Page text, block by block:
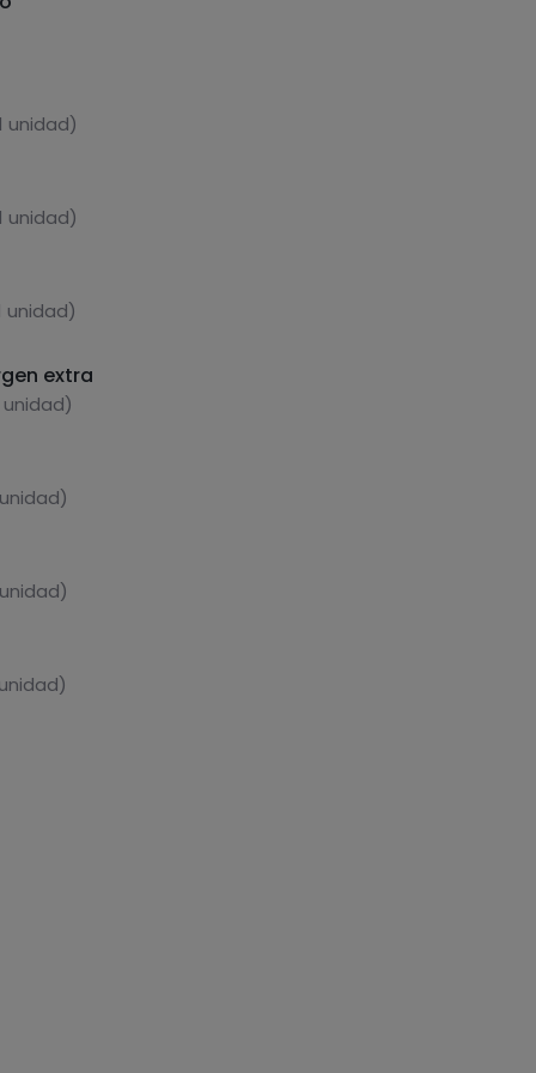
unidad)
unidad)
unidad)
extra
unidad)